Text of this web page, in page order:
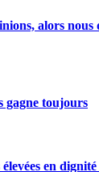
alors
gagne toujours
en